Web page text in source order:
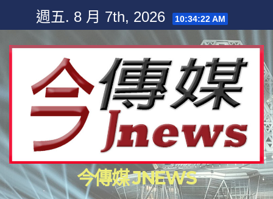
content
週五. 8 月 7th, 2026 10:34:22 AM
今傳媒 JNEWS